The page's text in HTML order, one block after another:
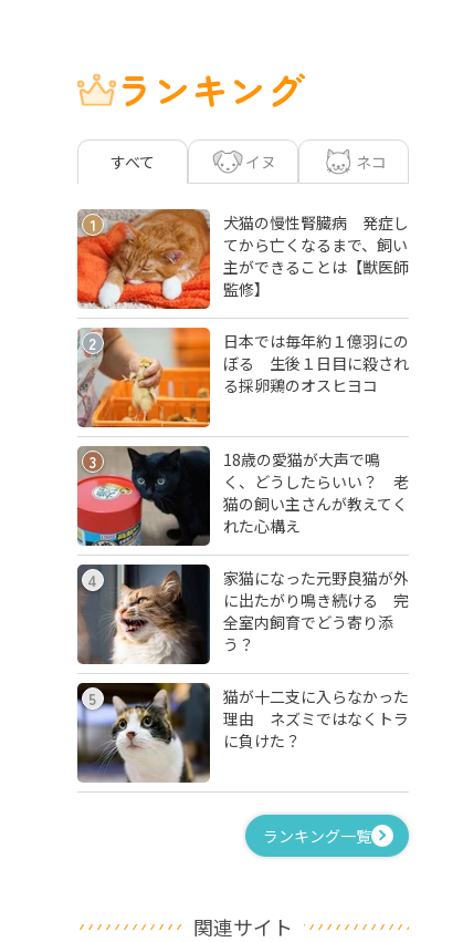
ランキング
すべて イヌ ネコ
1
犬猫の慢性腎臓病 発症し
てから亡くなるまで、飼い
主ができることは【獣医師
監修】
2
日本では毎年約１億羽にの
ぼる 生後１日目に殺され
る採卵鶏のオスヒヨコ
3
18歳の愛猫が大声で鳴
く、どうしたらいい？ 老
猫の飼い主さんが教えてく
れた心構え
4
家猫になった元野良猫が外
に出たがり鳴き続ける 完
全室内飼育でどう寄り添
う？
5
猫が十二支に入らなかった
理由 ネズミではなくトラ
に負けた？
ランキング一覧
関連サイト